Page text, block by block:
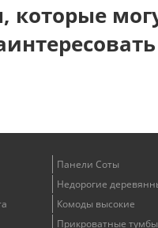
которые
Панели Соты
Недорогие
Комоды высокие
Прикроватные